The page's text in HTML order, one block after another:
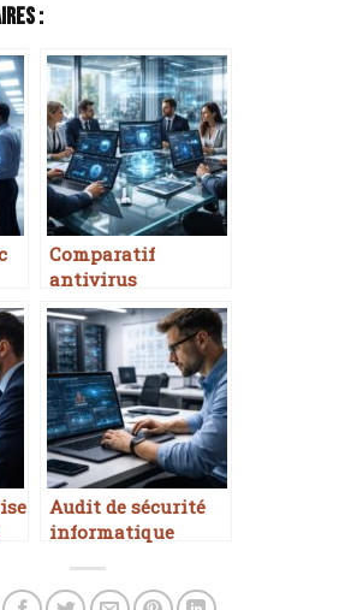
:
Comparatif
antivirus
professionnels
2026
Audit de sécurité
informatique